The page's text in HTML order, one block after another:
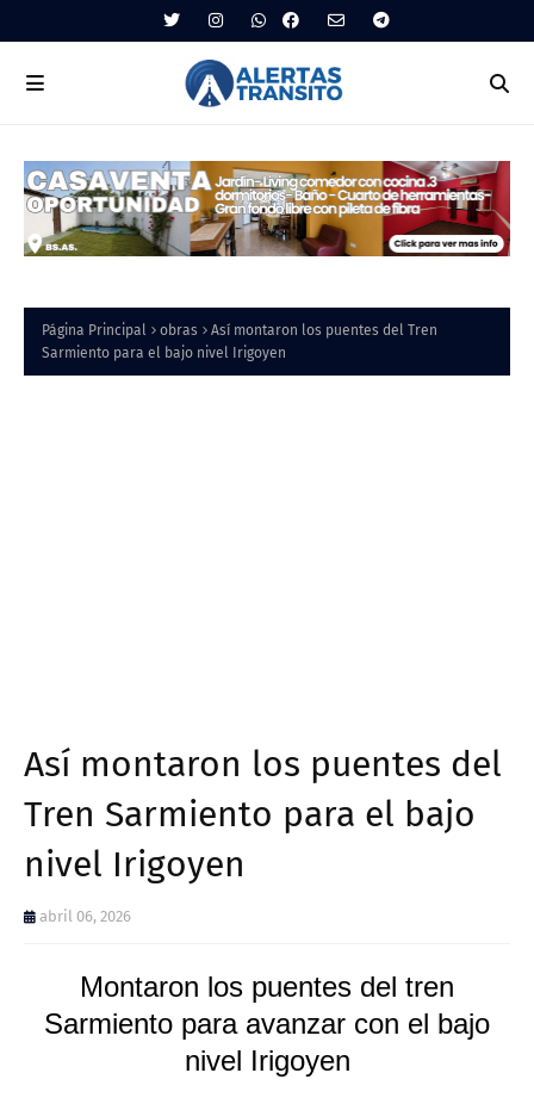
Página Principal obras
Así montaron los puentes del Tren
Sarmiento para el bajo nivel Irigoyen
Así montaron los puentes del
Tren Sarmiento para el bajo
nivel Irigoyen
abril 06, 2026
Montaron los puentes del tren
Sarmiento para avanzar con el bajo
nivel Irigoyen